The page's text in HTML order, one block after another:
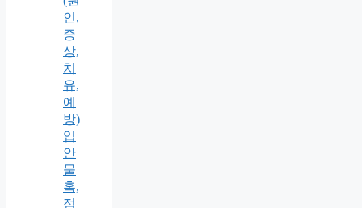
인,
증
상,
치
유,
예
방)
입
안
물
혹,
점